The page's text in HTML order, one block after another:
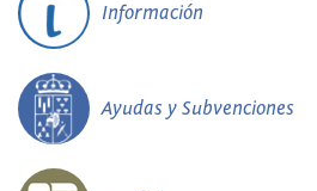
Información
Ayudas y Subvenciones